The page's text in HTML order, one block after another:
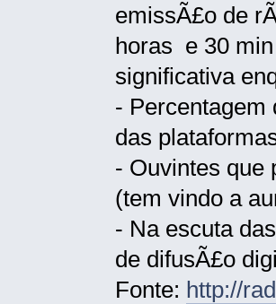
emissÃ£o de
horas e 30
significativa
- Percentagem
das
- Ouvintes que
(tem vindo a
- Na escuta
de difusÃ£o
Fonte: http://